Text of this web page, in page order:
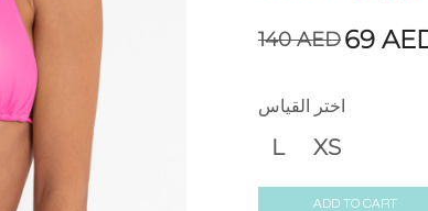
140AED69
اختر القياس
XS
L
ADD TO CART